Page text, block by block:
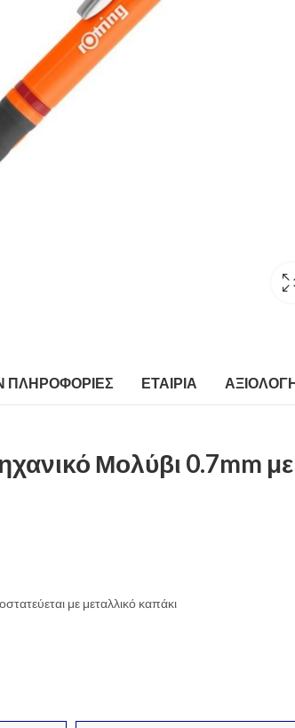
ΠΛΗΡΟΦΟΡΊΕΣ ΕΤΑΙΡΊΑ
Μολύβι 0.7mm
με μεταλλικό καπάκι